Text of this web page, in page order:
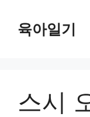
육아일기
스시